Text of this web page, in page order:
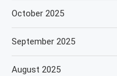
October 2025
September 2025
August 2025